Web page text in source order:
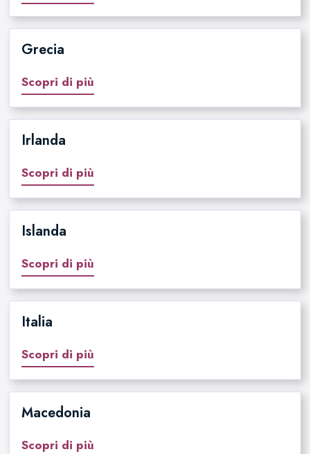
Grecia
Scopri di più
Irlanda
Scopri di più
Islanda
Scopri di più
Italia
Scopri di più
Macedonia
Scopri di più